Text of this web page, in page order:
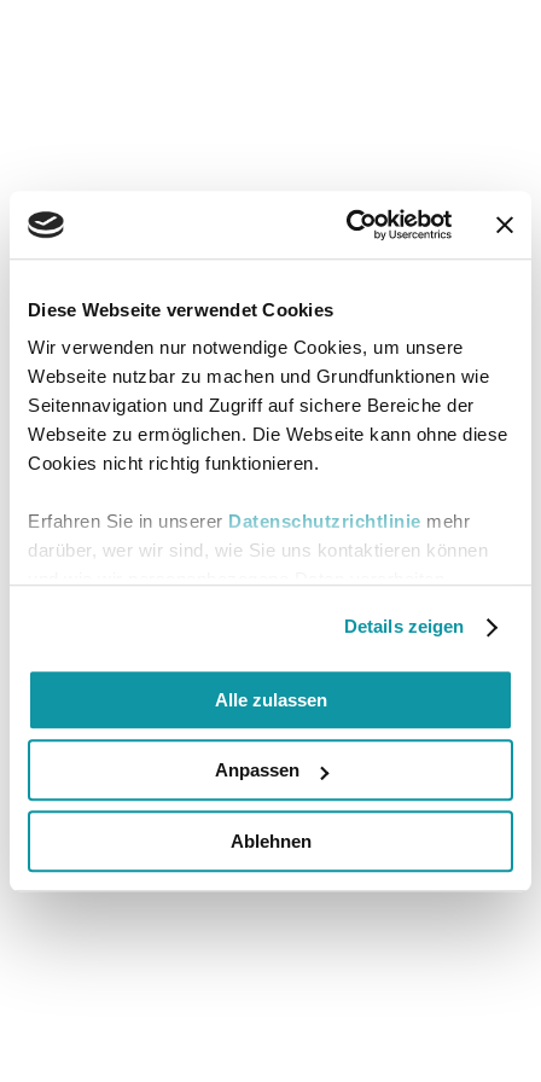
Diese Webseite verwendet Cookies
Wir verwenden nur notwendige Cookies, um unsere
Webseite nutzbar zu machen und Grundfunktionen wie
Seitennavigation und Zugriff auf sichere Bereiche der
Webseite zu ermöglichen. Die Webseite kann ohne diese
Cookies nicht richtig funktionieren.
Erfahren Sie in unserer Datenschutzrichtlinie mehr
darüber, wer wir sind, wie Sie uns kontaktieren können
Details zeigen
Alle zulassen
Anpassen
Ablehnen